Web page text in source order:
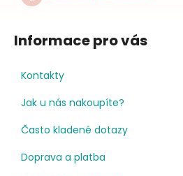
Informace pro vás
Kontakty
Jak u nás nakoupíte?
Často kladené dotazy
Doprava a platba